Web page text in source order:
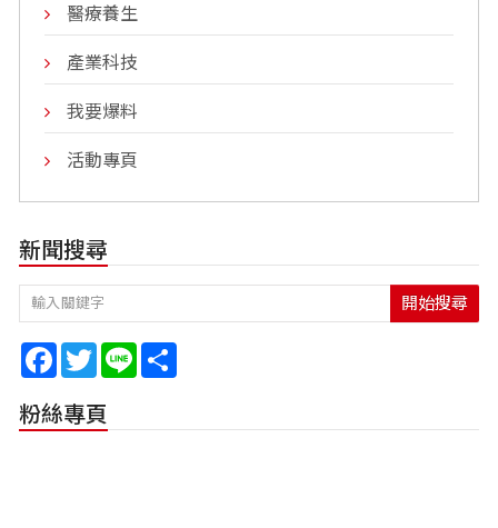
醫療養生
產業科技
我要爆料
活動專頁
新聞搜尋
開始搜尋
Facebook
TwitterLine
粉絲專頁